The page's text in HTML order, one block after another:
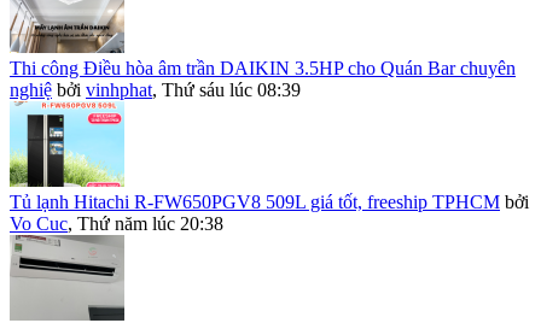
Thi công Điều hòa âm trần DAIKIN 3.5HP cho Quán Bar chuyên
nghiệ bởi vinhphat, Thứ sáu lúc 08:39
Tủ lạnh Hitachi R-FW650PGV8 509L giá tốt, freeship TPHCM bởi
Vo Cuc, Thứ năm lúc 20:38